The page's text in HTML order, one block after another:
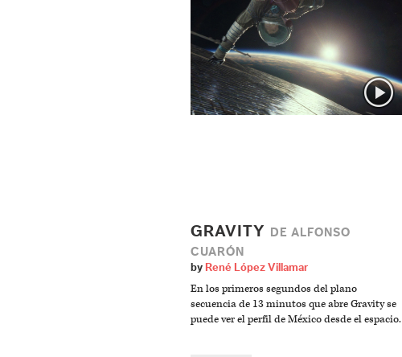
GRAVITY
DE ALFONSO
CUARÓN
by René López Villamar
En los primeros segundos del plano
secuencia de 13 minutos que abre Gravity se
puede ver el perfil de México desde el espacio.